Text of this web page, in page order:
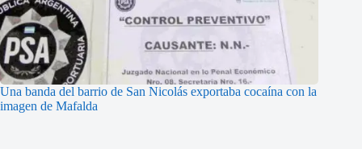
Una banda del barrio de San Nicolás exportaba cocaína con la
imagen de Mafalda